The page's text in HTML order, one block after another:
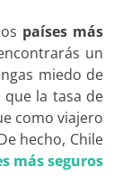
países más
un
miedo de
que la tasa de
como viajero
hecho, Chile
más seguros